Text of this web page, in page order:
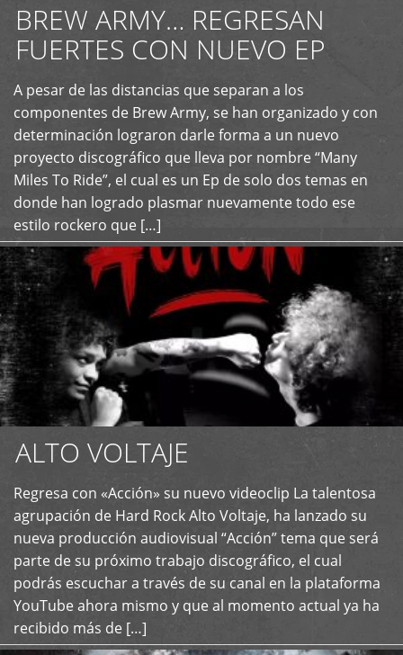
BREW ARMY… REGRESAN
FUERTES CON NUEVO EP
A pesar de las distancias que separan a los
componentes de Brew Army, se han organizado y con
determinación lograron darle forma a un nuevo
proyecto discográfico que lleva por nombre “Many
Miles To Ride”, el cual es un Ep de solo dos temas en
donde han logrado plasmar nuevamente todo ese
estilo rockero que […]
+
ALTO VOLTAJE
Regresa con «Acción» su nuevo videoclip La talentosa
agrupación de Hard Rock Alto Voltaje, ha lanzado su
nueva producción audiovisual “Acción” tema que será
parte de su próximo trabajo discográfico, el cual
podrás escuchar a través de su canal en la plataforma
YouTube ahora mismo y que al momento actual ya ha
recibido más de […]
+